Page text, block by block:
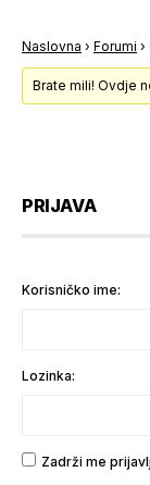
Naslovna › Forumi ›
Brate mili! Ovdje
PRIJAVA
Korisničko ime:
Lozinka:
Zadrži me